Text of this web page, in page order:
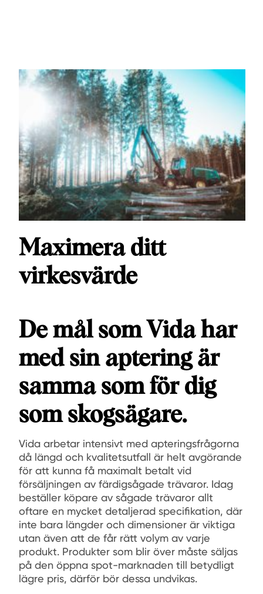
Maximera ditt
virkesvärde
De mål som Vida har
med sin aptering är
samma som för dig
som skogsägare.
Vida arbetar intensivt med apteringsfrågorna
då längd och kvalitetsutfall är helt avgörande
för att kunna få maximalt betalt vid
försäljningen av färdigsågade trävaror. Idag
beställer köpare av sågade trävaror allt
oftare en mycket detaljerad specifikation, där
inte bara längder och dimensioner är viktiga
utan även att de får rätt volym av varje
produkt. Produkter som blir över måste säljas
på den öppna spot-marknaden till betydligt
lägre pris, därför bör dessa undvikas.